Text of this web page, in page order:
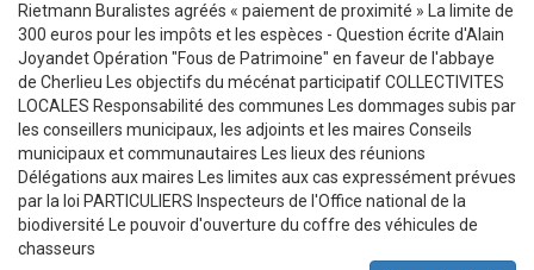
Rietmann Buralistes agréés « paiement de proximité » La limite de
300 euros pour les impôts et les espèces - Question écrite d'Alain
Joyandet Opération "Fous de Patrimoine" en faveur de l'abbaye
de Cherlieu Les objectifs du mécénat participatif COLLECTIVITES
LOCALES Responsabilité des communes Les dommages subis par
les conseillers municipaux, les adjoints et les maires Conseils
municipaux et communautaires Les lieux des réunions
Délégations aux maires Les limites aux cas expressément prévues
par la loi PARTICULIERS Inspecteurs de l'Office national de la
biodiversité Le pouvoir d'ouverture du coffre des véhicules de
chasseurs